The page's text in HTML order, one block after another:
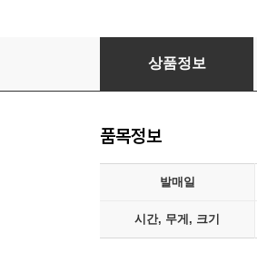
히말라야 (초회한정판
상품정보
품목정보
발매일
시간, 무게, 크기